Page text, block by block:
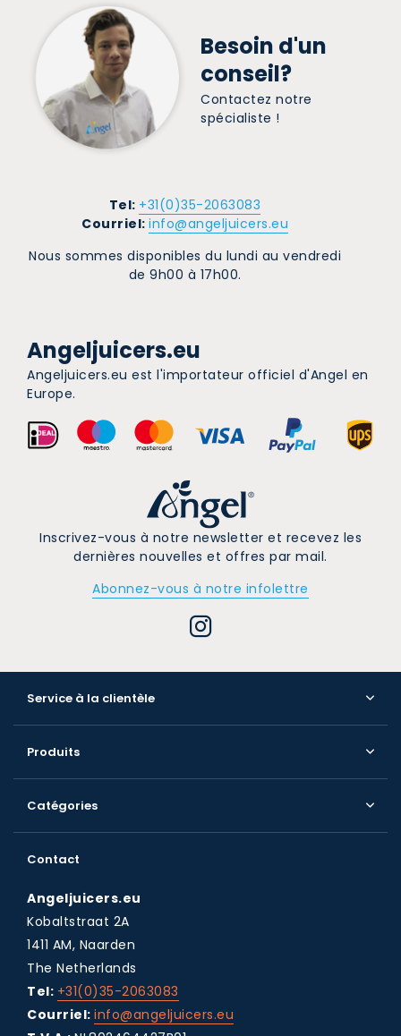
Besoin d'un
conseil?
Contactez notre
spécialiste !
Tel: +31(0)35-2063083
Courriel: info@angeljuicers.eu
Nous sommes disponibles du lundi au vendredi
de 9h00 à 17h00.
Angeljuicers.eu
Angeljuicers.eu est l'importateur officiel d'Angel en
Europe.
Inscrivez-vous à notre newsletter et recevez les
dernières nouvelles et offres par mail.
Abonnez-vous à notre infolettre
Service à la clientèle
Produits
Catégories
Contact
Angeljuicers.eu
Kobaltstraat 2A
1411 AM, Naarden
The Netherlands
Tel: +31(0)35-2063083
Courriel: info@angeljuicers.eu